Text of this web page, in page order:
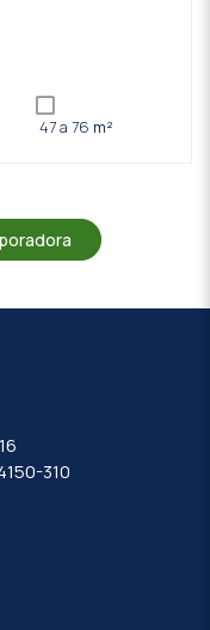
47 a 76 m²
310